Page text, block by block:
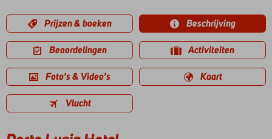
Prijzen & boeken Beschrijving
Beoordelingen Activiteiten
Foto's & Video's Kaart
Vlucht